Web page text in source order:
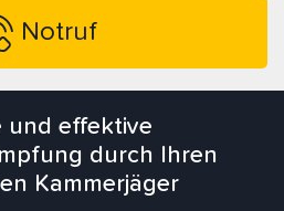
Notruf
und effektive
durch Ihren
Kammerjäger